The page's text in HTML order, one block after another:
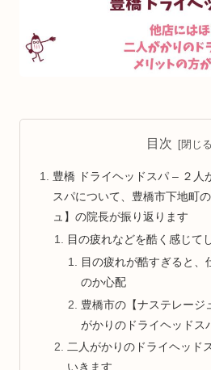
目次
豊橋 ドライヘッドスパ – ２人
スパについて、豊橋市下地町
ュ】の院長が振り返ります
目の疲れなどを酷く感じて
目の疲れが酷すぎると、
のか心配
豊橋市の【ナステレージ
がかりのドライヘッドス
二人がかりのドライヘッド
いきます